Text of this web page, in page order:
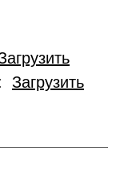
Загрузить